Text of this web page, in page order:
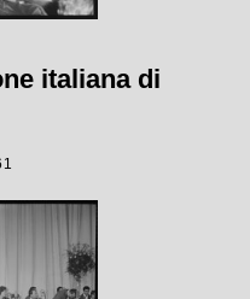
italiana di